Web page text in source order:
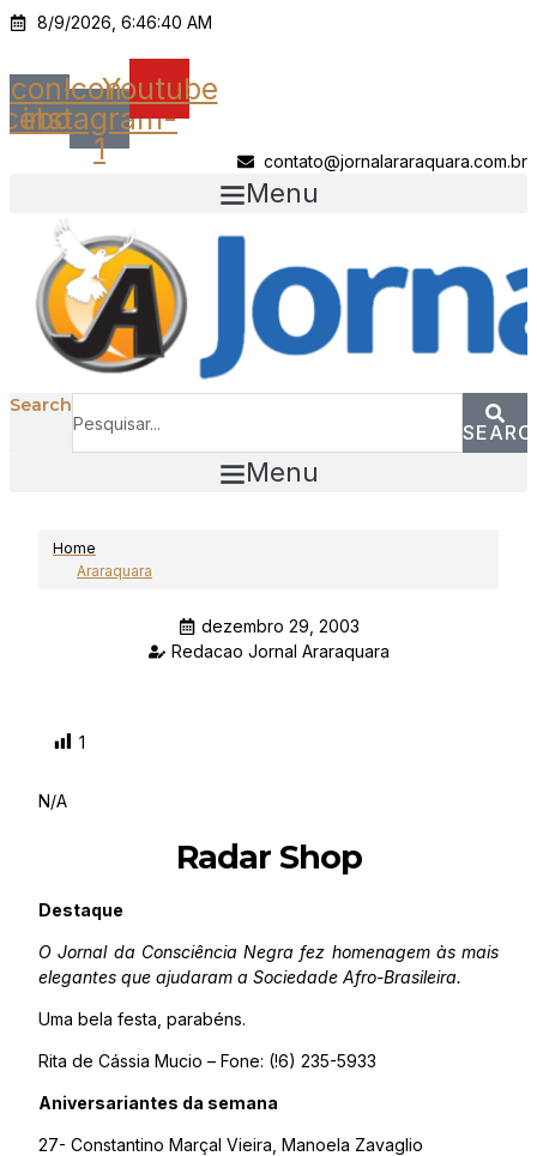
Ir
o
conteúdo
8/9/2026, 6:46:40 AM
Icon-Icon-
instagram-
1
Youtube
contato@jornalararaquara.com.br
Menu
Search
Menu
Home
Araraquara
dezembro 29, 2003
Redacao Jornal Araraquara
1
N/A
Radar Shop
Destaque
O Jornal da Consciência Negra fez homenagem às mais
elegantes que ajudaram a Sociedade Afro-Brasileira.
Uma bela festa, parabéns.
Rita de Cássia Mucio – Fone: (!6) 235-5933
Aniversariantes da semana
27- Constantino Marçal Vieira, Manoela Zavaglio